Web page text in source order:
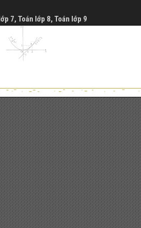
7, Toán lớp 8, Toán lớp 9